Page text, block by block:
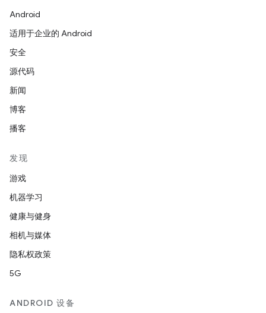
Android
适用于企业的 Android
安全
源代码
新闻
博客
播客
发现
游戏
机器学习
健康与健身
相机与媒体
隐私权政策
5G
ANDROID 设备